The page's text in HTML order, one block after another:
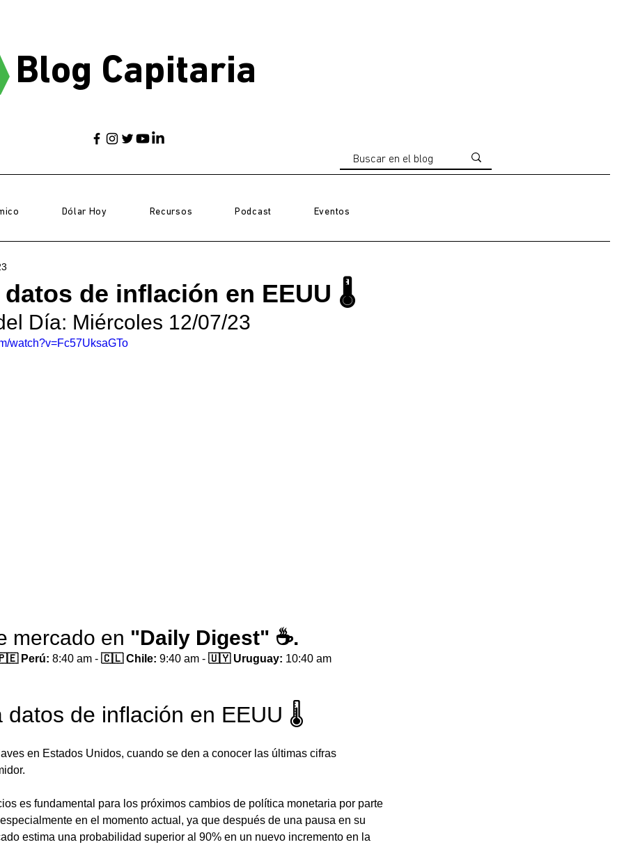
Blog Capitaria
Dólar Hoy Recursos Podcast Eventos
de inflación en EEUU 🌡
Día: Miércoles 12/07/23
watch?v=Fc57UksaGTo
mercado en "Daily Digest" ☕.
Perú: 8:40 am - 🇨🇱 Chile: 9:40 am - 🇺🇾 Uruguay: 10:40 am
datos de inflación en EEUU 🌡
en Estados Unidos, cuando se den a conocer las últimas cifras
es fundamental para los próximos cambios de política monetaria por parte
en el momento actual, ya que después de una pausa en su
estima una probabilidad superior al 90% en un nuevo incremento en la